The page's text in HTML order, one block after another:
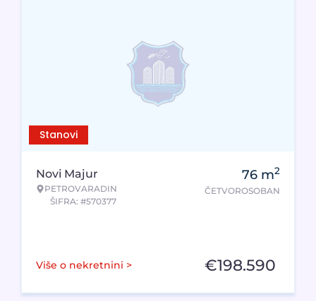
Stanovi
Novi Majur
PETROVARADIN
ŠIFRA: #570377
76 m2
ČETVOROSOBAN
Više o nekretnini > €198.590